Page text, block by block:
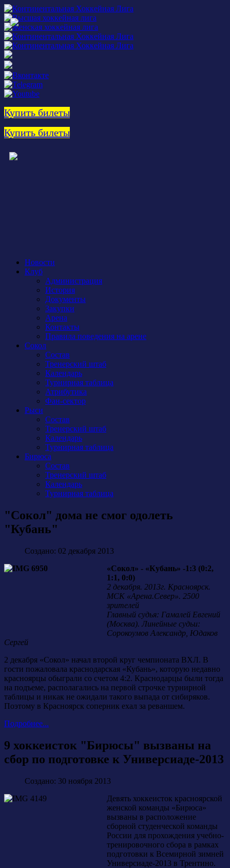
Купить билеты
Купить билеты
Новости
Клуб
Администрация
История
Документы
Закупки
Арена
Контакты
Правила поведения на арене
Сокол
Состав
Тренерский штаб
Календарь
Турнирная таблица
Атрибутика
Фан-сектор
Рыси
Состав
Тренерский штаб
Календарь
Турнирная таблица
Бирюса
Состав
Тренерский штаб
Календарь
Турнирная таблица
"Сокол" дома не смог одолеть
"Кубань"
Создано: 02 декабря 2013
«Сокол» - «Кубань» -1:3 (0:2,
1:1, 0:0)
2 декабря. 2013г. Красноярск.
МСК «Арена.Север». 2500
зрителей
Главный судья: Гамалей Евгений
(Москва). Линейные судьи:
Сорокоумов Александр, Юдаков
Сергей
2 декабря «Сокол» начал второй круг чемпионата ВХЛ. В
гости пожаловала краснодарская «Кубань», которую недавно
красноярцы обыграли со счетом 4:2. Краснодарцы были тогда
на подъеме, располагались на первой строчке турнирной
таблицы и никак не ожидали такого выпада от сибиряков.
Поэтому в Красноярск соперник ехал за реваншем.
Подробнее...
9 хоккеисток "Бирюсы" вызваны на
сбор по подготовке к Универсиаде-2013
Создано: 30 ноября 2013
Девять хоккеисток красноярской
женской команды «Бирюса»
вызваны в расположение
сборной студенческой команды
России для прохождения учебно-
тренировочного сбора в рамках
подготовки к Всемирной зимней
Универсиаде-2013 в Трентино.